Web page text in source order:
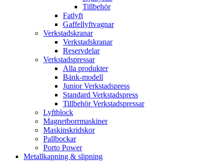
Tillbehör
Fatlyft
Gaffellyftvagnar
Verkstadskranar
Verkstadskranar
Reservdelar
Verkstadspressar
Alla produkter
Bänk-modell
Junior Verkstadspress
Standard Verkstadspress
Tillbehör Verkstadspressar
Lyftblock
Magnetborrmaskiner
Maskinskridskor
Pallbockar
Porto Power
Metallkapning & slipning